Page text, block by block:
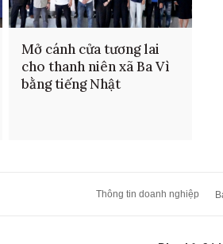
Mở cánh cửa tương lai
cho thanh niên xã Ba Vì
bằng tiếng Nhật
Thông tin doanh nghiệp